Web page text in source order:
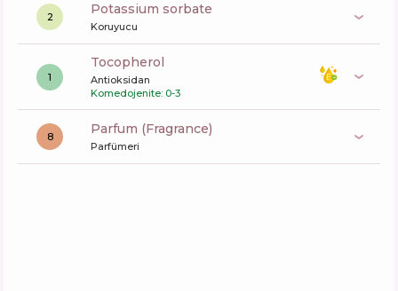
2 potassium sorbate
Koruyucu
1
tocopherol
Antioksidan
Komedojenite: 0-3
8 Parfum (Fragrance)
Parfümeri